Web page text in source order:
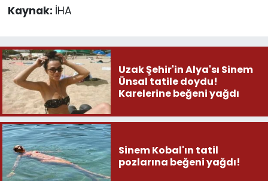
Kaynak: İHA
Uzak Şehir'in Alya'sı Sinem
Ünsal tatile doydu!
Karelerine beğeni yağdı
Sinem Kobal'ın tatil
pozlarına beğeni yağdı!